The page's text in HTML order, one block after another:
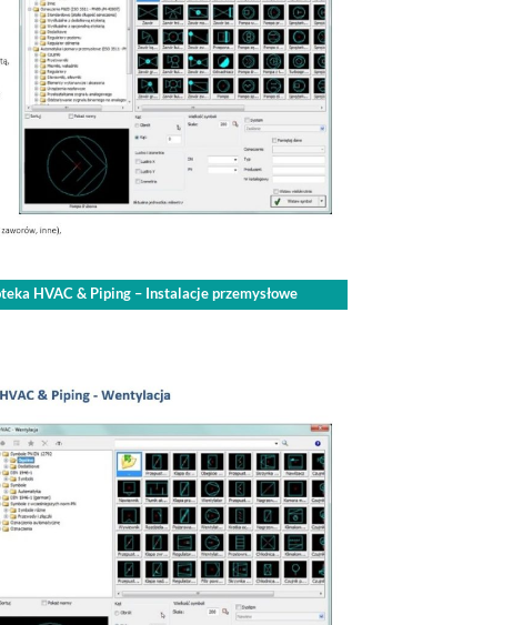
HVAC & Piping – Instalacje przemysłowe